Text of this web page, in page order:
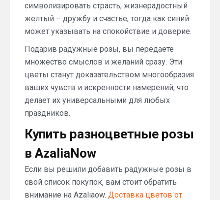
символизировать страсть, жизнерадостный
желтый – дружбу и счастье, тогда как синий
может указывать на спокойствие и доверие.
Подарив радужные розы, вы передаете
множество смыслов и желаний сразу. Эти
цветы станут доказательством многообразия
ваших чувств и искренности намерений, что
делает их универсальными для любых
праздников.
Купить разноцветные розы
в AzaliaNow
Если вы решили добавить радужные розы в
свой список покупок, вам стоит обратить
внимание на Azaliaow. Доставка цветов от